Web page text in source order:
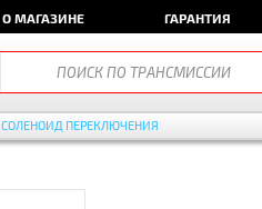
О МАГАЗИНЕ ГАРАНТИЯ
СОЛЕНОИД ПЕРЕКЛЮЧЕНИЯ